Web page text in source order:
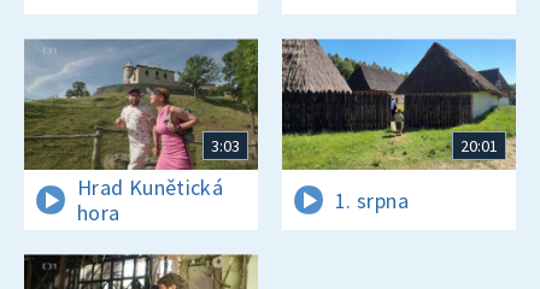
3:03
Hrad Kunětická
hora
20:01
1. srpna